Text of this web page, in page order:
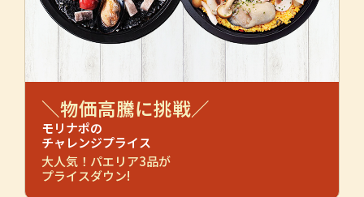
＼物価高騰に挑戦／
モリナポの
チャレンジプライス
大人気！パエリア3品が
プライスダウン!